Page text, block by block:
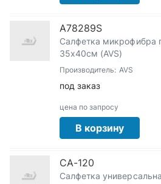
A78289S
Салфетка микрофибра
35х40см (AVS)
Производитель: AVS
под заказ
цена по запросу
В корзину
CA-120
Салфетка